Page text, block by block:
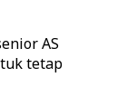
AS
tetap